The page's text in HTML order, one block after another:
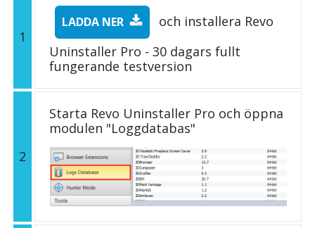
1
LADDA NER
och installera Revo
Uninstaller Pro - 30 dagars fullt
fungerande testversion
2
Starta Revo Uninstaller Pro och öppna
modulen "Loggdatabas"